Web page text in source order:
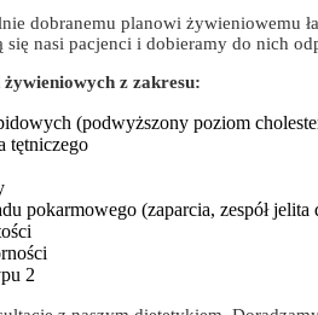
dobranemu planowi żywieniowemu
nasi pacjenci i dobieramy do nich
z zakresu:
(podwyższony poziom
tętniczego
pokarmowego (zaparcia, zespół
2